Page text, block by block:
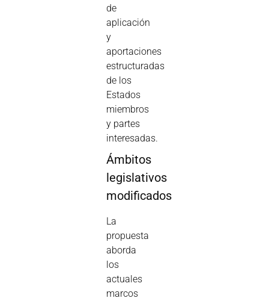
de
aplicación
y
aportaciones
estructuradas
de los
Estados
miembros
y partes
interesadas.
Ámbitos
legislativos
modificados
La
propuesta
aborda
los
actuales
marcos